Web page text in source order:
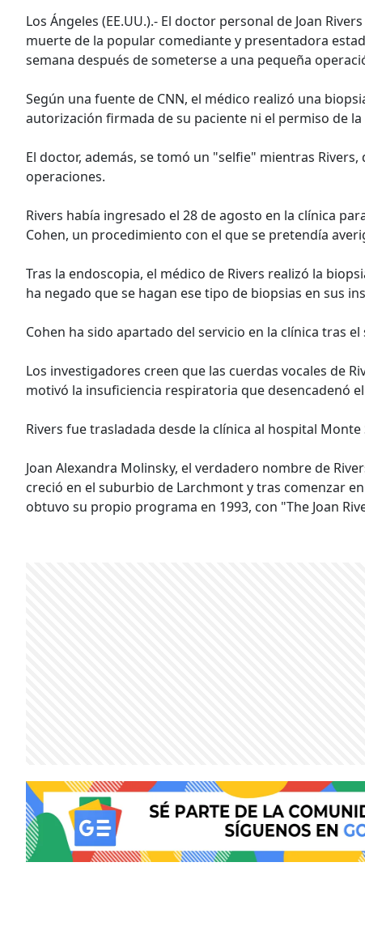
Los Ángeles (EE.UU.).- El doctor personal de Joan
muerte de la popular comediante y presentadora
semana después de someterse a una pequeña
Según una fuente de CNN, el médico realizó una
autorización firmada de su paciente ni el permiso de
El doctor, además, se tomó un "selfie" mientras
operaciones.
Rivers había ingresado el 28 de agosto en la clínica
Cohen, un procedimiento con el que se pretendía
Tras la endoscopia, el médico de Rivers realizó la
ha negado que se hagan ese tipo de biopsias en sus
Cohen ha sido apartado del servicio en la clínica tras el
Los investigadores creen que las cuerdas vocales de
motivó la insuficiencia respiratoria que desencadenó
Rivers fue trasladada desde la clínica al hospital
Joan Alexandra Molinsky, el verdadero nombre de
creció en el suburbio de Larchmont y tras comenzar
obtuvo su propio programa en 1993, con "The Joan